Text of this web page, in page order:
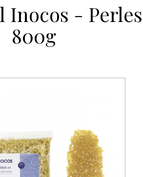
Inocos - Perles
800g